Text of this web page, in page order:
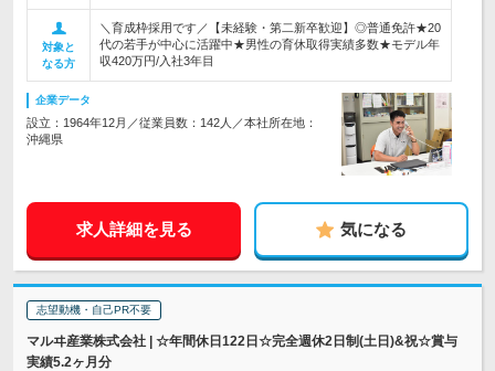
対象と
なる方
＼育成枠採用です／【未経験・第二新卒歓迎】◎普通免許★20
代の若手が中心に活躍中★男性の育休取得実績多数★モデル年
収420万円/入社3年目
企業データ
設立：1964年12月／従業員数：142人／本社所在地：
沖縄県
求人詳細を見る 気になる
志望動機・自己PR不要
マルヰ産業株式会社 | ☆年間休日122日☆完全週休2日制(土日)&祝☆賞与
実績5.2ヶ月分